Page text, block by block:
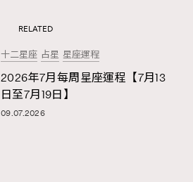
RELATED
十二星座 占星 星座運程
2026年7月每周星座運程【7月13
日至7月19日】
09.07.2026